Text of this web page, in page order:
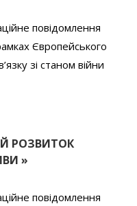
повідомлення
Європейського
зі станом війни
РОЗВИТОК
»
повідомлення